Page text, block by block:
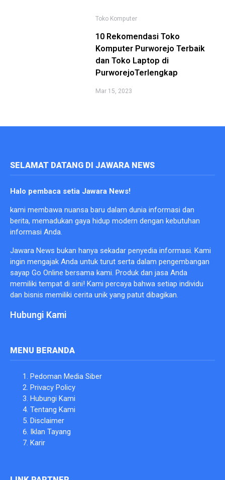
Toko Komputer
10 Rekomendasi Toko
Komputer Purworejo Terbaik
dan Toko Laptop di
PurworejoTerlengkap
Mar 15, 2023
SELAMAT DATANG DI JAWARA NEWS
Halo pembaca setia Jawara News!
kami membawa nuansa baru dalam dunia informasi dan
berita, memadukan gaya hidup modern dengan kebutuhan
informasi Anda.
Jawara News bukan hanya sekadar penyedia informasi. Kami
ingin mengajak Anda untuk turut serta dalam pengembangan
sayap Go Online bersama kami. Produk dan jasa Anda
memiliki tempat di sini! Kami percaya bahwa setiap individu
dan bisnis memiliki cerita unik yang patut dibagikan.
Hubungi Kami
MENU BERANDA
Pedoman Media Siber
Privacy Policy
Hubungi Kami
Tentang Kami
Disclaimer
Iklan Tayang
Karir